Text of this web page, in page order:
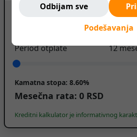
Odbijam sve
Podešavanja
Iznos kredita 0RSD
Period otplate 12
Kamatna stopa: 8.60%
Mesečna rata: 0 RSD
Kreditni kalkulator je informativnog